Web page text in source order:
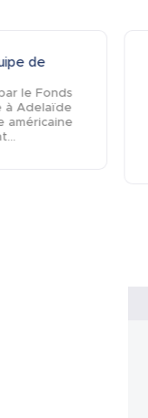
de
le Fonds
à Adelaïde
américaine